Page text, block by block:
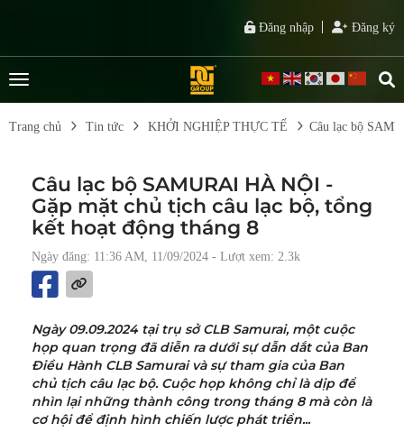
Đăng nhập Đăng ký
Trang chủ Tin tức KHỞI NGHIỆP THỰC TẾ Câu lạc bộ
Câu lạc bộ SAMURAI HÀ NỘI -
Gặp mặt chủ tịch câu lạc bộ, tổng
kết hoạt động tháng 8
Ngày đăng: 11:36 AM, 11/09/2024 - Lượt xem: 2.3k
Ngày 09.09.2024 tại trụ sở CLB Samurai, một cuộc
họp quan trọng đã diễn ra dưới sự dẫn dắt của Ban
Điều Hành CLB Samurai và sự tham gia của Ban
chủ tịch câu lạc bộ. Cuộc họp không chỉ là dịp để
nhìn lại những thành công trong tháng 8 mà còn là
cơ hội để định hình chiến lược phát triển...